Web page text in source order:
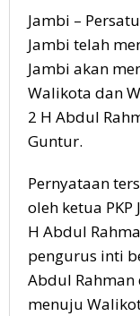
Jambi –
Jambi telah
Jambi akan
Walikota dan
2 H Abdul
Guntur.
Pernyataan
oleh ketua
H Abdul
pengurus inti
Abdul
menuju